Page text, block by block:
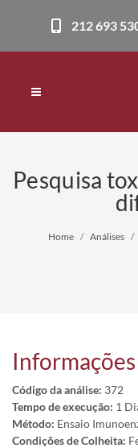
212 693
Pesquisa
Home Análises
Código da análise: 372
Tempo de execução: 1
Método: Ensaio
Condições de Colheita: